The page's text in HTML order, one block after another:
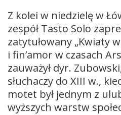
Z kolei w niedzielę w
zespół Tasto Solo
zatytułowany „Kwiaty
i fin’amor w czasach
zauważył dyr.
słuchaczy do XIII w.,
motet był jednym z
wyższych warstw